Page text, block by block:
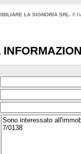
LA SIGNORIA SRL -